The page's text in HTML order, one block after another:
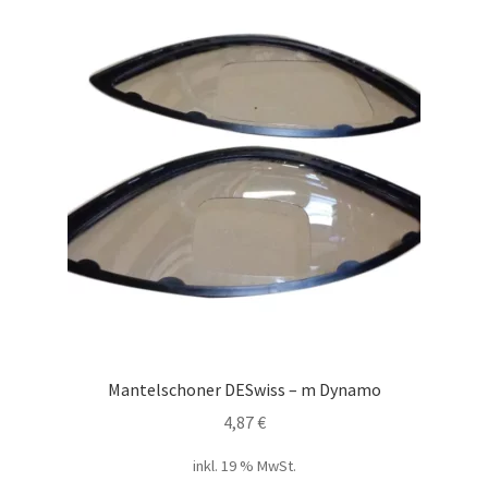
Mantelschoner DESwiss – m Dynamo
4,87€
inkl. 19 % MwSt.